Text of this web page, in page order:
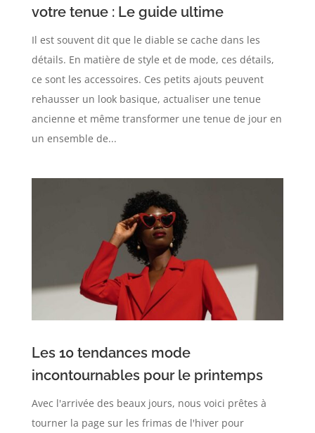
votre tenue : Le guide ultime
Il est souvent dit que le diable se cache dans les
détails. En matière de style et de mode, ces détails,
ce sont les accessoires. Ces petits ajouts peuvent
rehausser un look basique, actualiser une tenue
ancienne et même transformer une tenue de jour en
un ensemble de...
Les 10 tendances mode
incontournables pour le printemps
Avec l'arrivée des beaux jours, nous voici prêtes à
tourner la page sur les frimas de l'hiver pour